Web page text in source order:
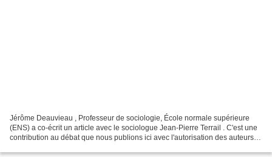
Jérôme Deauvieau , Professeur de sociologie, École normale supérieure
(ENS) a co-écrit un article avec le sociologue Jean‑Pierre Terrail . C'est une
contribution au débat que nous publions ici avec l'autorisation des auteurs :